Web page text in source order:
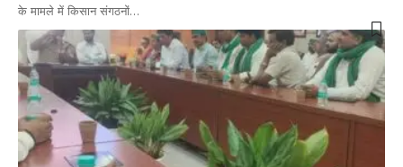
के मामले में किसान संगठनों…